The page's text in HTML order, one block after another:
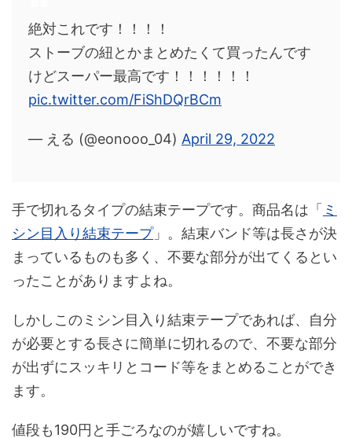
絶対これです！！！！
ストーブの紐とかまとめたくて買ったんです
けどスーパー最高です！！！！！！
pic.twitter.com/FiShDQrBCm
— える (@eonooo_04) April 29, 2022
手で切れるタイプの結束テープです。商品名は「 ミ
シン目入り結束テープ」。結束バンド等は長さが決
まっているものも多く、不要な部分が出てくるとい
ったことがありますよね。
しかしこのミシン目入り結束テープであれば、自分
が必要とする長さに簡単に切れるので、不要な部分
が出ずにスッキリとコード等をまとめることができ
ます。
値段も190円と手ごろなのが嬉しいですね。